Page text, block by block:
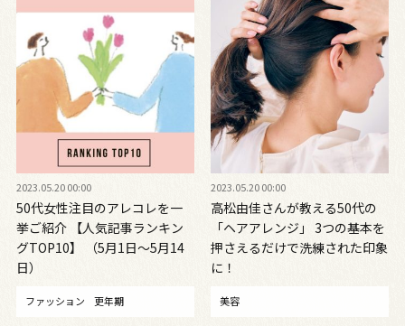
2023.05.20 00:00
50代女性注目のアレコレを一
挙ご紹介 【人気記事ランキン
グTOP10】 （5月1日～5月14
日）
ファッション 更年期
2023.05.20 00:00
高松由佳さんが教える50代の
「ヘアアレンジ」 3つの基本を
押さえるだけで洗練された印象
に！
美容